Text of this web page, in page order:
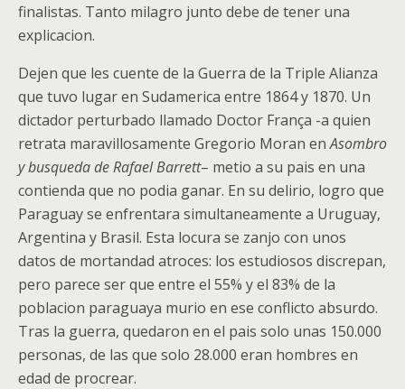
finalistas. Tanto milagro junto debe de tener una
explicacion.
Dejen que les cuente de la Guerra de la Triple Alianza
que tuvo lugar en Sudamerica entre 1864 y 1870. Un
dictador perturbado llamado Doctor França -a quien
retrata maravillosamente Gregorio Moran enAsombro
y busqueda de Rafael Barrett– metio a su pais en una
contienda que no podia ganar. En su delirio, logro que
Paraguay se enfrentara simultaneamente a Uruguay,
Argentina y Brasil. Esta locura se zanjo con unos
datos de mortandad atroces: los estudiosos discrepan,
pero parece ser que entre el 55% y el 83% de la
poblacion paraguaya murio en ese conflicto absurdo.
Tras la guerra, quedaron en el pais solo unas 150.000
personas, de las que solo 28.000 eran hombres en
edad de procrear.